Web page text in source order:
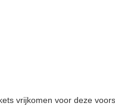
vrijkomen voor deze